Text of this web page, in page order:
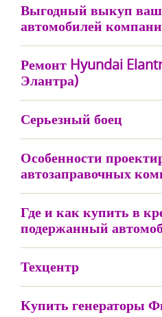
Выгодный выкуп
автомобилей
Ремонт Hyundai
Элантра)
Серьезный боец
Особенности
автозаправочных
Где и как купить в
подержанный
Техцентр
Купить генераторы